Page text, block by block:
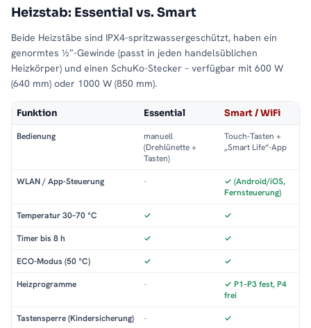
Heizstab: Essential vs. Smart
Beide Heizstäbe sind IPX4-spritzwassergeschützt, haben ein
genormtes ½″-Gewinde (passt in jeden handelsüblichen
Heizkörper) und einen SchuKo-Stecker – verfügbar mit 600 W
(640 mm) oder 1000 W (850 mm).
Funktion Essential Smart / WiFi
Bedienung
manuell
(Drehlünette +
Tasten)
Touch-Tasten +
„Smart Life“-App
WLAN / App-Steuerung –
✓ (Android/iOS,
Fernsteuerung)
Temperatur 30–70 °C ✓ ✓
Timer bis 8 h ✓ ✓
ECO-Modus (50 °C) ✓ ✓
Heizprogramme –
✓ P1–P3 fest, P4
frei
Tastensperre (Kindersicherung) – ✓